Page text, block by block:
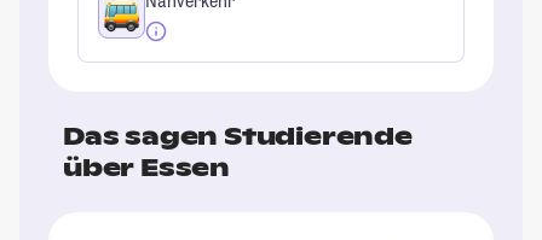
Das sagen Studierende
über Essen